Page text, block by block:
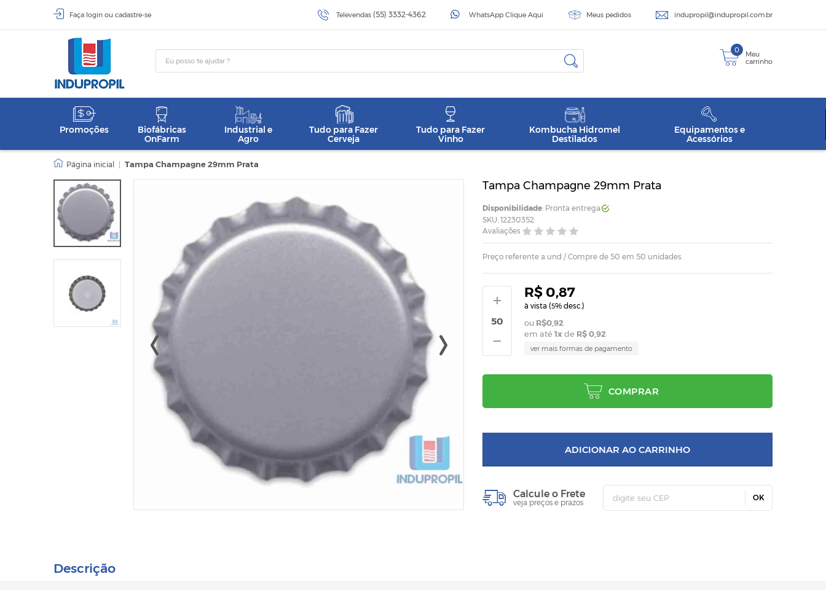
Faça login ou cadastre-se Televendas (55) 3332-4362 WhatsApp Clique Aqui Meus pedidos indupropil@indupropil.com.br
0
Meu
carrinho
Promoções
Biofábricas
OnFarm
Industrial e
Agro
Tudo para Fazer
Cerveja
Tudo para Fazer
Vinho
Kombucha Hidromel
Destilados
Equipamentos e
Acessórios
Tampa Champagne 29mm Prata
Tampa Champagne 29mm Prata
Disponibilidade: Pronta entrega
SKU: 12230352
Avaliações
Preço referente a und / Compre de 50 em 50 unidades.
R$ 0,87
à vista (5% desc.)
R$0,92
em até 1x de R$ 0,92
ver mais formas de pagamento
COMPRAR
ADICIONAR AO CARRINHO
Calcule o Frete
veja preços e prazos
OK
Descrição